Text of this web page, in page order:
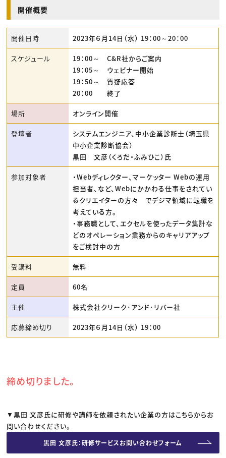
開催概要
開催日時 2023年６月14日（水） 19：00～20：00
スケジュール
19：00～ C&R社からご案内
19：05～ ウェビナー開始
19：50～ 質疑応答
20：00 終了
場所 オンライン開催
登壇者
システムエンジニア、中小企業診断士（埼玉県
中小企業診断協会）
黒田 文彦（くろだ・ふみひこ）氏
参加対象者
・Webディレクター、マーケッター Webの運用
担当者、など、Webにかかわる仕事をされてい
るクリエイターの方々 でデジマ領域に転職を
考えている方。
・事務職として、エクセルを使ったデータ集計な
どのオペレーション業務からのキャリアアップ
をご検討中の方
受講料 無料
定員 60名
主催 株式会社クリーク･アンド･リバー社
応募締め切り 2023年６月14日（水） 19：00
締め切りました。
▼黒田 文彦氏に研修や講師を依頼されたい企業の方はこちらからお
問い合わせください。
黒田 文彦氏：研修サービスお問い合わせフォーム